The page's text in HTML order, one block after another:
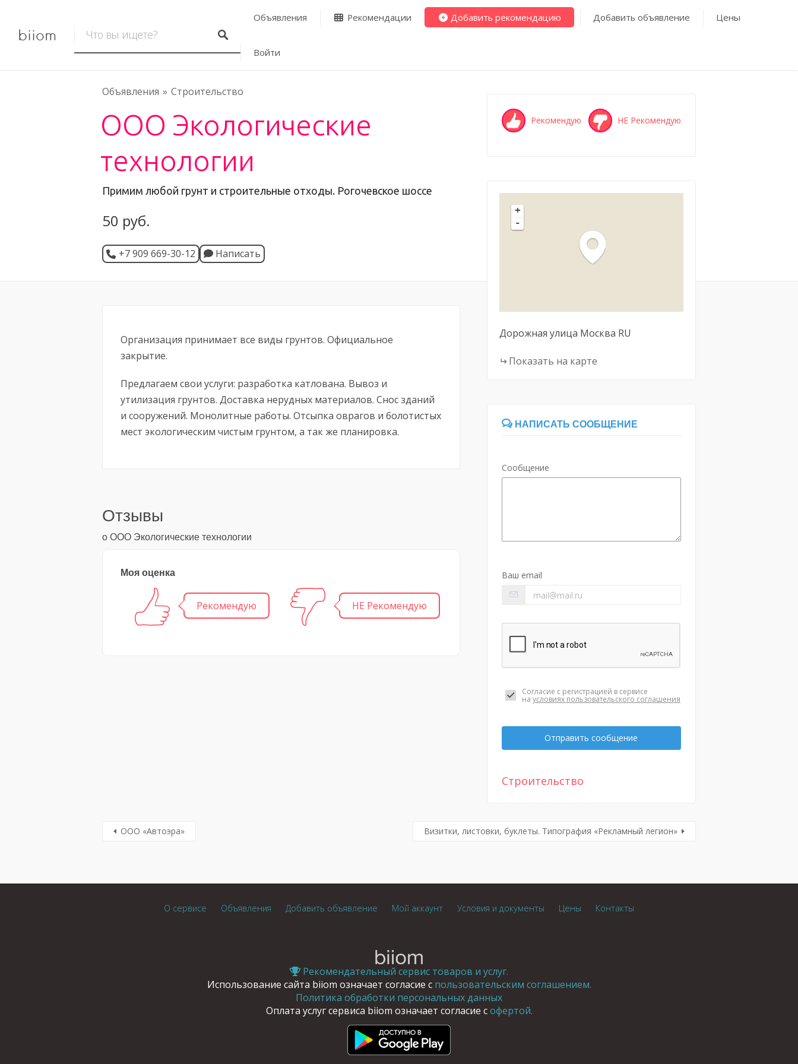
biiom
Объявления Рекомендации Добавить рекомендацию Добавить объявление Цены
Войти
Объявления Строительство
ООО Экологические
технологии
Примим любой грунт и строительные отходы. Рогочевское шоссе
50 руб.
+7 909 669-30-12 Написать
Организация принимает все виды грунтов. Официальное
закрытие.
Предлагаем свои услуги: разработка катлована. Вывоз и
утилизация грунтов. Доставка нерудных материалов. Снос зданий
и сооружений. Монолитные работы. Отсыпка оврагов и болотистых
мест экологическим чистым грунтом, а так же планировка.
Отзывы
о ООО Экологические технологии
Моя оценка
Рекомендую НЕ Рекомендую
Рекомендую НЕ Рекомендую
+
-
Дорожная улица Москва RU
Показать на карте
НАПИСАТЬ СООБЩЕНИЕ
Сообщение
Ваш email
Согласие с регистрацией в сервисе
на условиях пользовательского соглашения
Отправить сообщение
Строительство
ООО «Автоэра» Визитки, листовки, буклеты. Типография «Рекламный легион»
О сервисе Объявления Добавить объявление Мой аккаунт Условия и документы Цены Контакты
Рекомендательный сервис товаров и услуг.
Использование сайта biiom означает согласие с пользовательским соглашением.
Политика обработки персональных данных
Оплата услуг сервиса biiom означает согласие софертой.